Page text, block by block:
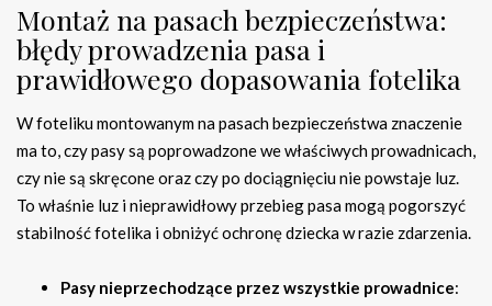
Montaż na pasach bezpieczeństwa:
błędy prowadzenia pasa i
prawidłowego dopasowania fotelika
W foteliku montowanym na pasach bezpieczeństwa znaczenie
ma to, czy pasy są poprowadzone we właściwych prowadnicach,
czy nie są skręcone oraz czy po dociągnięciu nie powstaje luz.
To właśnie luz i nieprawidłowy przebieg pasa mogą pogorszyć
stabilność fotelika i obniżyć ochronę dziecka w razie zdarzenia.
Pasy nieprzechodzące przez wszystkie prowadnice: